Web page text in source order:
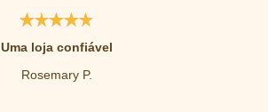
Uma loja confiável
Rosemary P.